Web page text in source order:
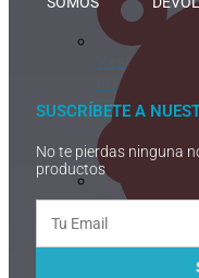
Vaso par
noodles
y caldos
Caja
para
helado
SUSCRÍBETE A
No te pierdas ninguna
productos